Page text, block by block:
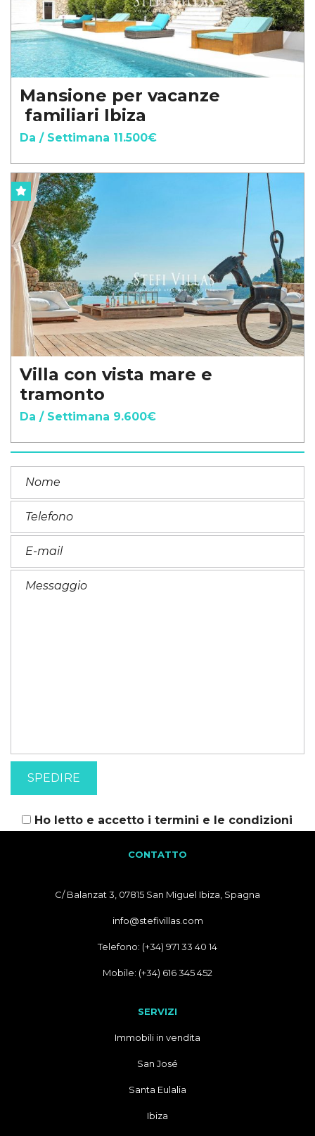
Mansione per vacanze
familiari Ibiza
Da / Settimana 11.500€
Villa con vista mare e
tramonto
Da / Settimana 9.600€
Ho letto e accetto i termini e le condizioni
CONTATTO
C/ Balanzat 3, 07815 San Miguel Ibiza, Spagna
info@stefivillas.com
Telefono: (+34) 971 33 40 14
Mobile: (+34) 616 345 452
SERVIZI
Immobili in vendita
San José
Santa Eulalia
Ibiza